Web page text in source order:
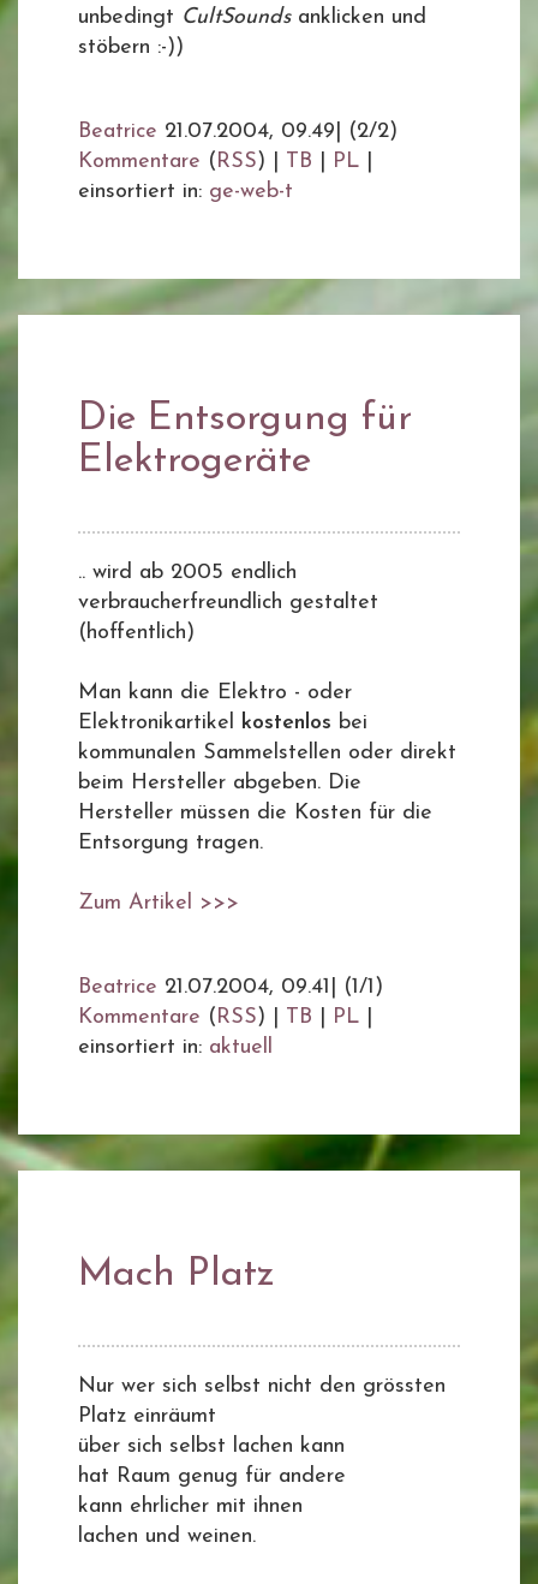
unbedingt CultSounds anklicken und
stöbern :-))
Beatrice 21.07.2004, 09.49
(2/2)
Kommentare (RSS) | TB PL
einsortiert in: ge-web-t
Die Entsorgung für
Elektrogeräte
.. wird ab 2005 endlich
verbraucherfreundlich gestaltet
(hoffentlich)
Man kann die Elektro - oder
Elektronikartikel kostenlos bei
kommunalen Sammelstellen oder direkt
beim Hersteller abgeben. Die
Hersteller müssen die Kosten für die
Entsorgung tragen.
Zum Artikel >>>
Beatrice 21.07.2004, 09.41
(1/1)
Kommentare (RSS) | TB PL
einsortiert in: aktuell
Mach Platz
Nur wer sich selbst nicht den grössten
Platz einräumt
über sich selbst lachen kann
hat Raum genug für andere
kann ehrlicher mit ihnen
lachen und weinen.